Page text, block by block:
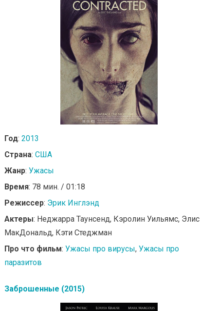
Год: 2013
Страна: США
Жанр: Ужасы
Время: 78 мин. / 01:18
Режиссер: Эрик Инглэнд
Актеры: Неджарра Таунсенд, Кэролин Уильямс, Элис
МакДональд, Кэти Стеджман
Про что фильм: Ужасы про вирусы, Ужасы про
паразитов
Заброшенные (2015)